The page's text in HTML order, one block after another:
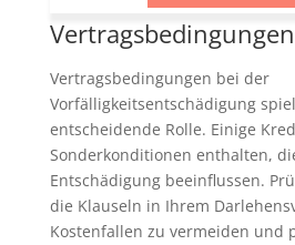
Vertragsbedingungen
Vertragsbedingungen bei der
Vorfälligkeitsentschädigung
entscheidende Rolle. Einige
Sonderkonditionen enthalten,
Entschädigung beeinflussen.
die Klauseln in Ihrem
Kostenfallen zu vermeiden und